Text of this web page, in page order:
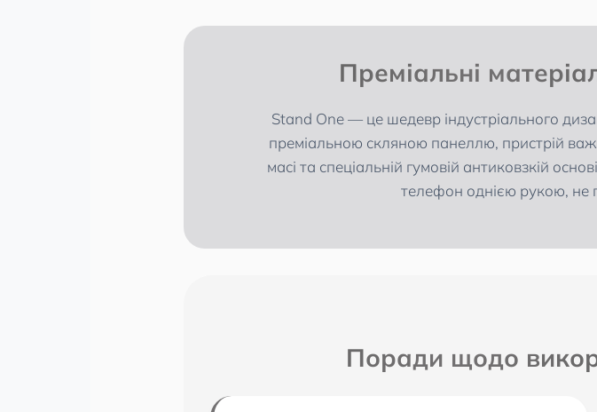
Преміальні
Stand One — це шедевр індустріального
преміальною скляною панеллю, пристрій
масі та спеціальній гумовій антиковзкій
телефон однією рукою, не
Поради щодо